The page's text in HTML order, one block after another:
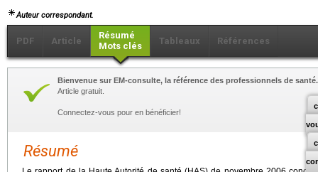
Auteur correspondant.
PDF Article
Résumé
Mots clés
Tableaux Références
Bienvenue sur EM-consulte, la référence des professionnels de santé.
Article gratuit.
Connectez-vous pour en bénéficier!
Résumé